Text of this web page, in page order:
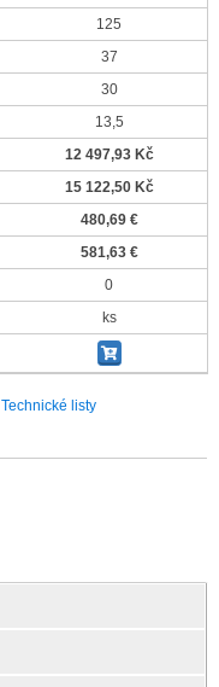
125
37
30
13,5
12 497,93 Kč
15 122,50 Kč
480,69 €
581,63 €
0
ks
Technické listy